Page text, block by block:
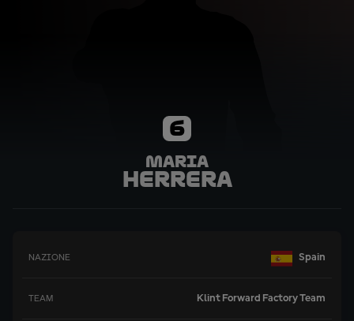
6
Maria
Herrera
NAZIONE Spain
TEAM Klint Forward Factory Team